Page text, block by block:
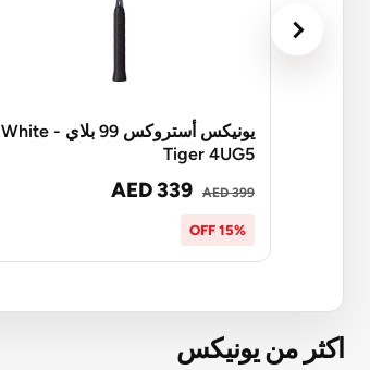
يونيكس أستروكس 99 بلاي - White
Tiger 4UG5
AED 339 AED 399
15% OFF
اكثر من يونيكس